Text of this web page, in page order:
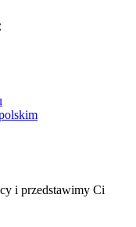
i przedstawimy Ci